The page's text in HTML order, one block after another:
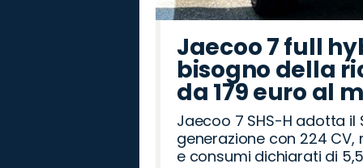
Jaecoo 7 full
bisogno della
da 179 euro al
Jaecoo 7 SHS-H adotta il
generazione con 224 CV,
e consumi dichiarati di